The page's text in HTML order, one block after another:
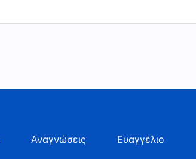
Αναγνώσεις Ευαγγέλιο